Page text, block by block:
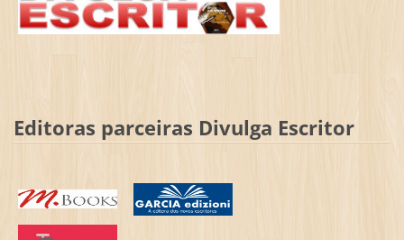
Editoras parceiras Divulga Escritor